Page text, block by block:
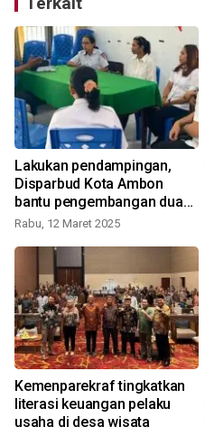
Lakukan pendampingan,
Disparbud Kota Ambon
bantu pengembangan dua
desa wisata
Rabu, 12 Maret 2025
Kemenparekraf tingkatkan
literasi keuangan pelaku
usaha di desa wisata